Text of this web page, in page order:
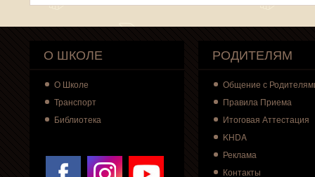
О ШКОЛЕ
О Школе
Транспорт
Библиотека
РОДИТЕЛЯМ
Общение с
Правила Приема
Итоговая Аттестация
KHDA
Реклама
Контакты